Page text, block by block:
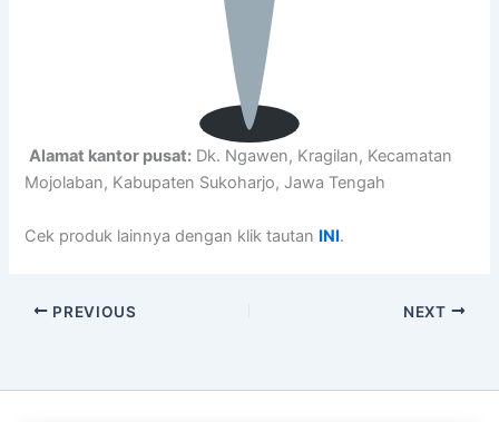
Alamat kantor pusat: Dk. Ngawen, Kragilan, Kecamatan
Mojolaban, Kabupaten Sukoharjo, Jawa Tengah
Cek produk lainnya dengan klik tautan INI.
PREVIOUS NEXT